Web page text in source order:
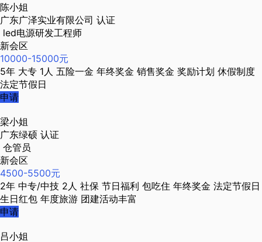
陈小姐
广东广泽实业有限公司 认证
led电源研发工程师
新会区
10000-15000元
5年 大专 1人 五险一金 年终奖金 销售奖金 奖励计划 休假制度
法定节假日
申请
梁小姐
广东绿硕 认证
仓管员
新会区
4500-5500元
2年 中专/中技 2人 社保 节日福利 包吃住 年终奖金 法定节假日
生日红包 年度旅游 团建活动丰富
申请
吕小姐